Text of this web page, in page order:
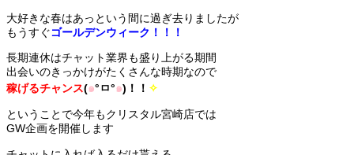
大好きな春はあっという間に過ぎ去りましたが
もうすぐゴールデンウィーク！！！
長期連休はチャット業界も盛り上がる期間
出会いのきっかけがたくさんな時期なので
稼げるチャンス(๑°ㅁ°๑)！！ ✧
ということで今年もクリスタル宮崎店では
GW企画を開催します